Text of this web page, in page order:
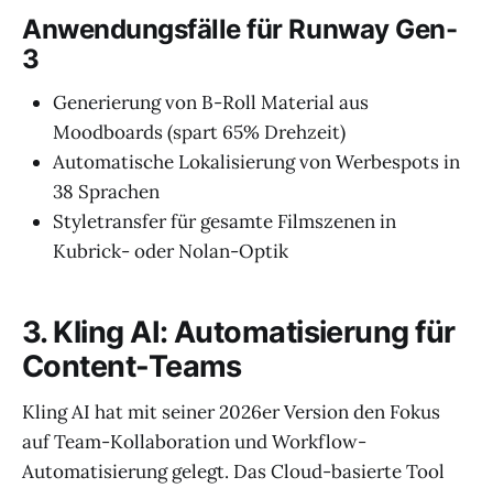
Anwendungsfälle für Runway Gen-
3
Generierung von B-Roll Material aus
Moodboards (spart 65% Drehzeit)
Automatische Lokalisierung von Werbespots in
38 Sprachen
Styletransfer für gesamte Filmszenen in
Kubrick- oder Nolan-Optik
3. Kling AI: Automatisierung für
Content-Teams
Kling AI hat mit seiner 2026er Version den Fokus
auf Team-Kollaboration und Workflow-
Automatisierung gelegt. Das Cloud-basierte Tool